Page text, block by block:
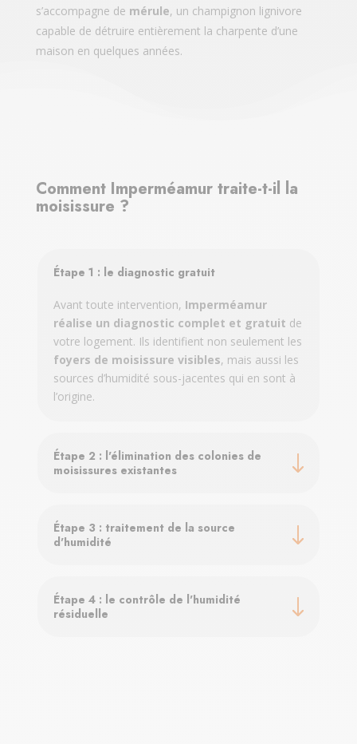
s’accompagne de mérule, un champignon lignivore
capable de détruire entièrement la charpente d’une
maison en quelques années.
Comment Imperméamur traite-t-il la
moisissure ?
Étape 1 : le diagnostic gratuit
Avant toute intervention, Imperméamur
réalise un diagnostic complet et gratuit de
votre logement. Ils identifient non seulement les
foyers de moisissure visibles, mais aussi les
sources d’humidité sous-jacentes qui en sont à
l’origine.
Étape 2 : l'élimination des colonies de
moisissures existantes
Étape 3 : traitement de la source
d'humidité
Étape 4 : le contrôle de l'humidité
résiduelle